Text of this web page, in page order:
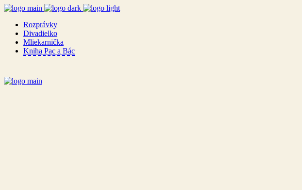
Rozprávky
Divadielko
Mliekarnička
Kniha Pac a Bác